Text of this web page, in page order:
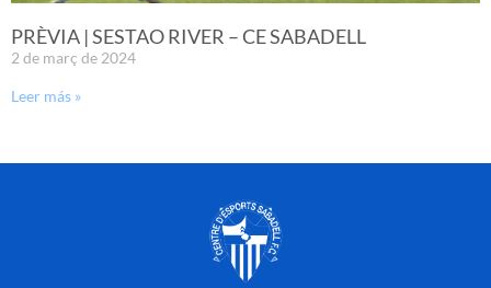
PRÈVIA | SESTAO RIVER – CE SABADELL
2 de març de 2024
Leer más »